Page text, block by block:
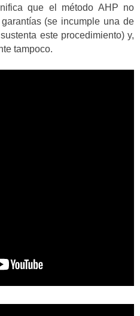
que el método AHP no
(se incumple una de
este procedimiento) y,
tampoco.